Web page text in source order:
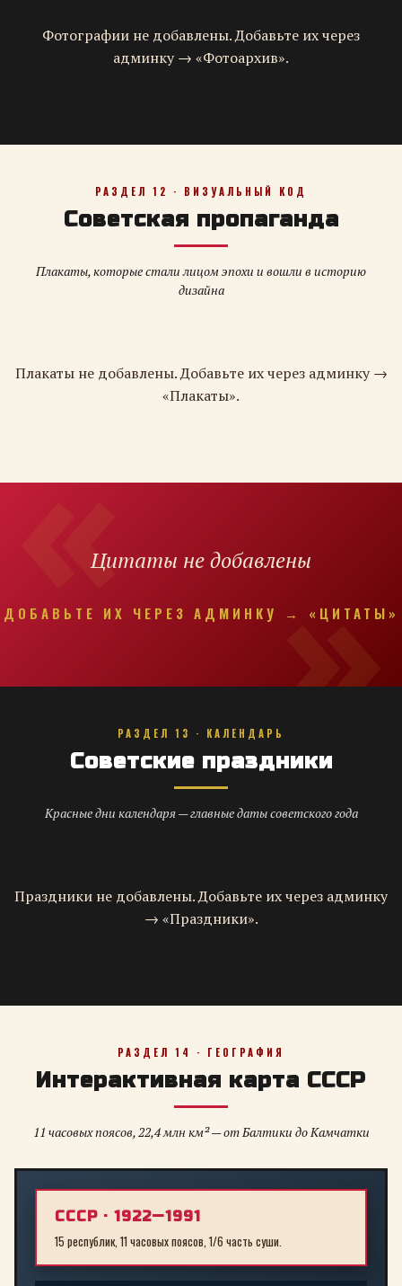
Фотографии не добавлены. Добавьте их через
админку → «Фотоархив».
РАЗДЕЛ 12 · ВИЗУАЛЬНЫЙ КОД
Советская пропаганда
Плакаты, которые стали лицом эпохи и вошли в историю
дизайна
Плакаты не добавлены. Добавьте их через админку →
«Плакаты».
Цитаты не добавлены
ДОБАВЬТЕ ИХ ЧЕРЕЗ АДМИНКУ → «ЦИТАТЫ»
РАЗДЕЛ 13 · КАЛЕНДАРЬ
Советские праздники
Красные дни календаря — главные даты советского года
Праздники не добавлены. Добавьте их через админку
→ «Праздники».
РАЗДЕЛ 14 · ГЕОГРАФИЯ
Интерактивная карта СССР
11 часовых поясов, 22,4 млн км² — от Балтики до Камчатки
СССР · 1922—1991
15 республик, 11 часовых поясов, 1/6 часть суши.